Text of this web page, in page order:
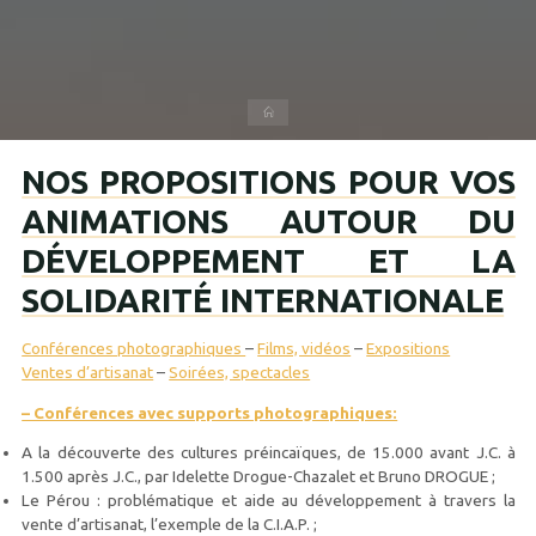
NOS PROPOSITIONS POUR VOS
ANIMATIONS AUTOUR DU
DÉVELOPPEMENT ET LA
SOLIDARITÉ INTERNATIONALE
Conférences photographiques –Films, vidéos –Expositions
Ventes d’artisanat–Soirées, spectacles
– Conférences avec supports photographiques:
A la découverte des cultures préincaïques, de 15.000 avant J.C. à
1.500 après J.C., par Idelette Drogue-Chazalet et Bruno DROGUE ;
Le Pérou : problématique et aide au développement à travers la
vente d’artisanat, l’exemple de la C.I.A.P. ;